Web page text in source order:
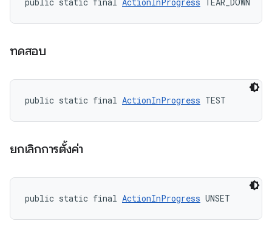
ทดสอบ
public static final ActionInProgress TEST
ยกเลิกการตั้งค่า
public static final ActionInProgress UNSET